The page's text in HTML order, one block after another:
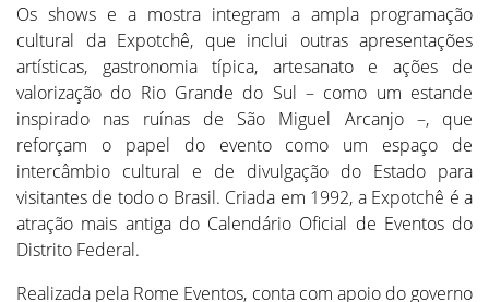
Os shows e a mostra integram a ampla programação
cultural da Expotchê, que inclui outras apresentações
artísticas, gastronomia típica, artesanato e ações de
valorização do Rio Grande do Sul – como um estande
inspirado nas ruínas de São Miguel Arcanjo –, que
reforçam o papel do evento como um espaço de
intercâmbio cultural e de divulgação do Estado para
visitantes de todo o Brasil. Criada em 1992, a Expotchê é a
atração mais antiga do Calendário Oficial de Eventos do
Distrito Federal.
Realizada pela Rome Eventos, conta com apoio do governo